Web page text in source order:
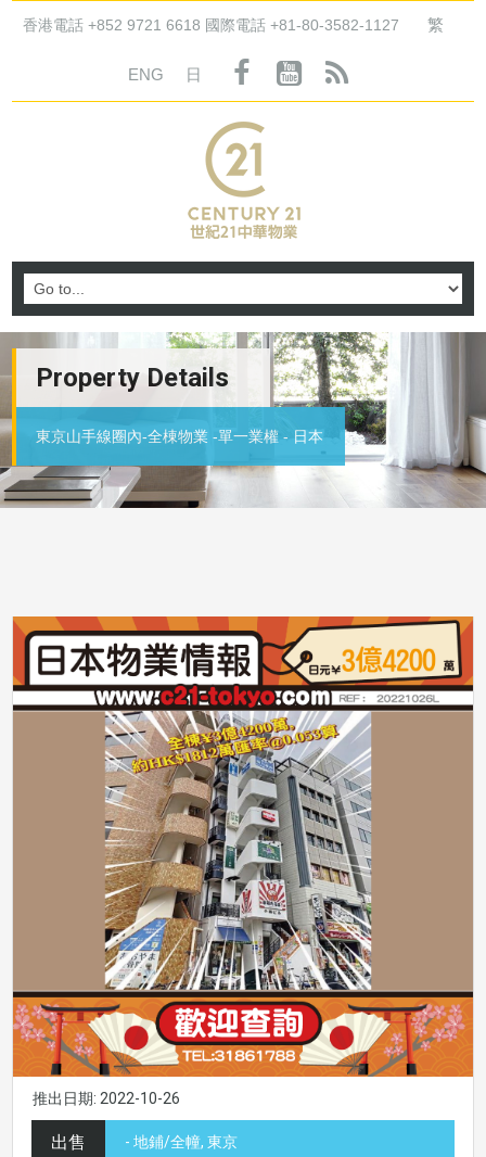
香港電話 +852 9721 6618 國際電話 +81-80-3582-1127 繁
ENG 日
Property Details
東京山手線圈內-全棟物業 -單一業權 - 日本
推出日期: 2022-10-26
出售 - 地鋪/全幢, 東京